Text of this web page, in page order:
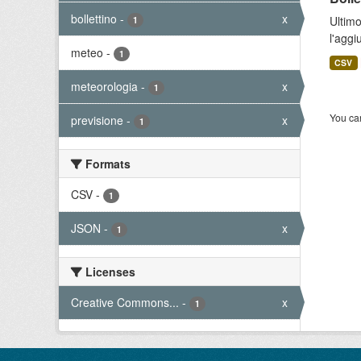
bollettino - 1 x
meteo - 1
meteorologia - 1 x
previsione - 1 x
Formats
CSV - 1
JSON - 1 x
Licenses
Creative Commons... - 1 x
CSV
You